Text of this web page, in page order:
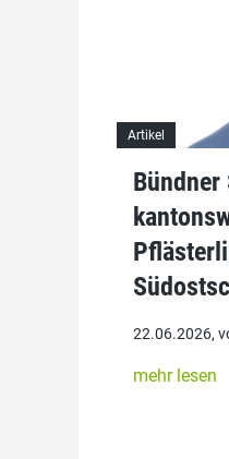
Artikel
22.06.2026,
mehr lesen